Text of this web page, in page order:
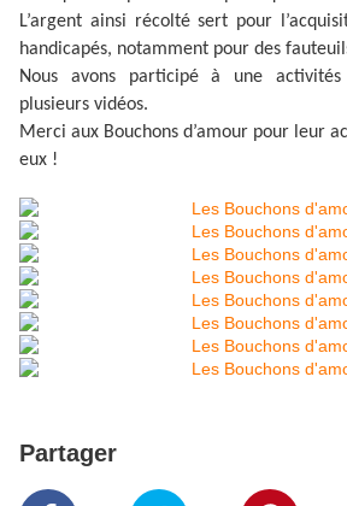
L’argent ainsi récolté sert pour
handicapés, notamment pour des
Nous avons participé à une
plusieurs vidéos.
Merci aux Bouchons d’amour pour leur
eux !
Partager